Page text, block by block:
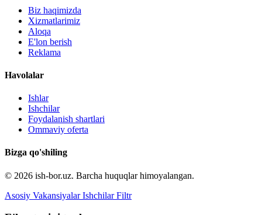
Biz haqimizda
Xizmatlarimiz
Aloqa
E'lon berish
Reklama
Havolalar
Ishlar
Ishchilar
Foydalanish shartlari
Ommaviy oferta
Bizga qo'shiling
© 2026 ish-bor.uz. Barcha huquqlar himoyalangan.
Asosiy Vakansiyalar Ishchilar Filtr